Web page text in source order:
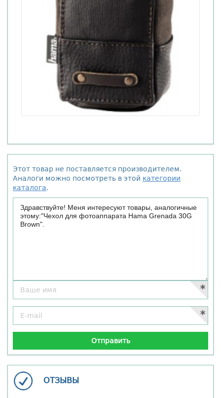
Этот товар не поставляется производителем.
Аналоги можно посмотреть в этой категории
каталога.
ОТЗЫВЫ